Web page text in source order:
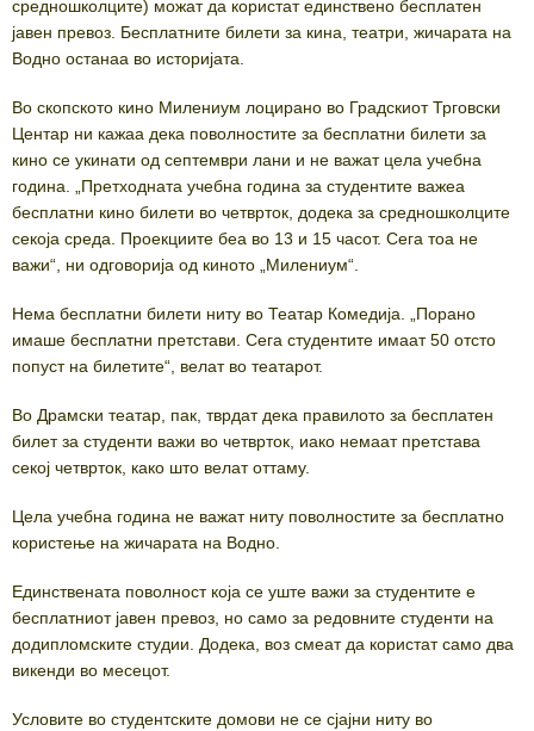
средношколците) можат да користат единствено бесплатен
јавен превоз. Бесплатните билети за кина, театри, жичарата на
Водно останаа во историјата.
Во скопското кино Милениум лоцирано во Градскиот Трговски
Центар ни кажаа дека поволностите за бесплатни билети за
кино се укинати од септември лани и не важат цела учебна
година. „Претходната учебна година за студентите важеа
бесплатни кино билети во четврток, додека за средношколците
секоја среда. Проекциите беа во 13 и 15 часот. Сега тоа не
важи“, ни одговорија од киното „Милениум“.
Нема бесплатни билети ниту во Театар Комедија. „Порано
имаше бесплатни претстави. Сега студентите имаат 50 отсто
попуст на билетите“, велат во театарот.
Во Драмски театар, пак, тврдат дека правилото за бесплатен
билет за студенти важи во четврток, иако немаат претстава
секој четврток, како што велат оттаму.
Цела учебна година не важат ниту поволностите за бесплатно
користење на жичарата на Водно.
Единствената поволност која се уште важи за студентите е
бесплатниот јавен превоз, но само за редовните студенти на
додипломските студии. Додека, воз смеат да користат само два
викенди во месецот.
Условите во студентските домови не се сјајни ниту во